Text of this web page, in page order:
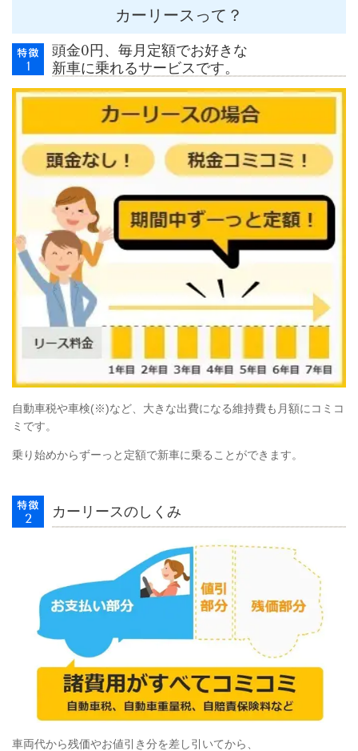
カーリースって？
頭金0円、毎月定額でお好きな
新車に乗れるサービスです。
自動車税や車検(※)など、大きな出費になる維持費も月額にコミコ
ミです。
乗り始めからずーっと定額で新車に乗ることができます。
カーリースのしくみ
車両代から残価やお値引き分を差し引いてから、